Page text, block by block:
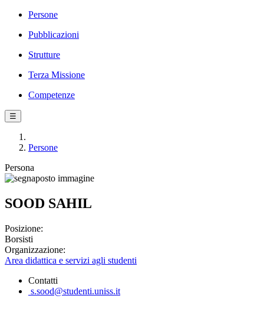
Persone
Pubblicazioni
Strutture
Terza Missione
Competenze
☰
Persone
Persona
SOOD SAHIL
Posizione:
Borsisti
Organizzazione:
Area didattica e servizi agli studenti
Contatti
s.sood@studenti.uniss.it